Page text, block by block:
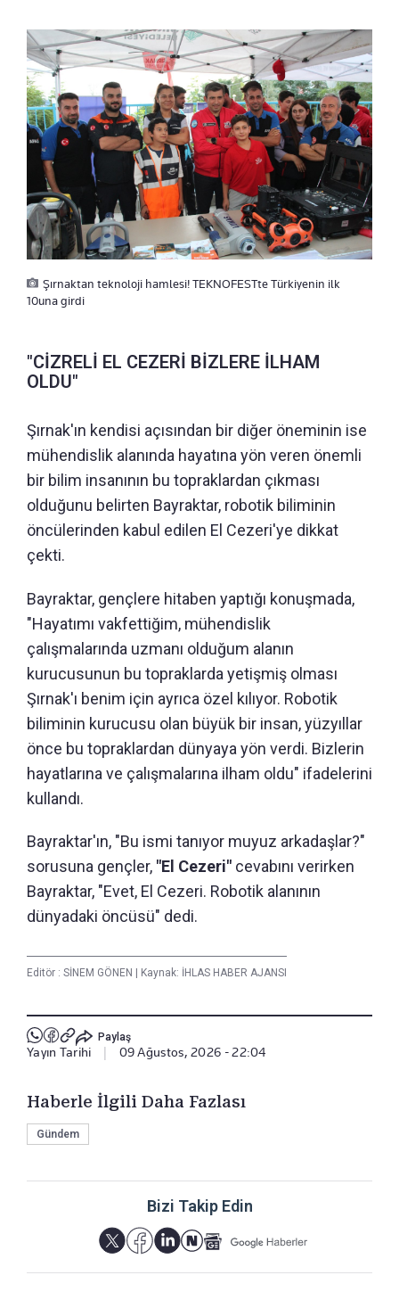
Şırnaktan teknoloji hamlesi! TEKNOFESTte Türkiyenin ilk
10una girdi
"CİZRELİ EL CEZERİ BİZLERE İLHAM
OLDU"
Şırnak'ın kendisi açısından bir diğer öneminin ise
mühendislik alanında hayatına yön veren önemli
bir bilim insanının bu topraklardan çıkması
olduğunu belirten Bayraktar, robotik biliminin
öncülerinden kabul edilen El Cezeri'ye dikkat
çekti.
Bayraktar, gençlere hitaben yaptığı konuşmada,
"Hayatımı vakfettiğim, mühendislik
çalışmalarında uzmanı olduğum alanın
kurucusunun bu topraklarda yetişmiş olması
Şırnak'ı benim için ayrıca özel kılıyor. Robotik
biliminin kurucusu olan büyük bir insan, yüzyıllar
önce bu topraklardan dünyaya yön verdi. Bizlerin
hayatlarına ve çalışmalarına ilham oldu" ifadelerini
kullandı.
Bayraktar'ın, "Bu ismi tanıyor muyuz arkadaşlar?"
sorusuna gençler, "El Cezeri" cevabını verirken
Bayraktar, "Evet, El Cezeri. Robotik alanının
dünyadaki öncüsü" dedi.
Editör : SİNEM GÖNEN Kaynak: İHLAS HABER AJANSI
Paylaş
Yayın Tarihi 09 Ağustos, 2026 - 22:04
Haberle İlgili Daha Fazlası
Gündem
Bizi Takip Edin